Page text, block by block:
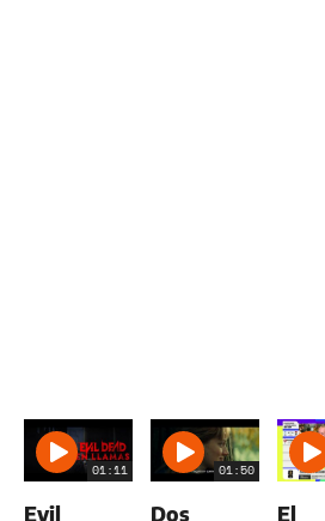
01:11
Evil
01:50
Dos
El